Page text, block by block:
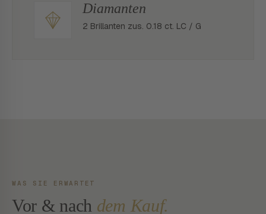
Diamanten
2 Brillanten zus. 0.18 ct. LC / G
WAS SIE ERWARTET
Vor & nach dem Kauf.